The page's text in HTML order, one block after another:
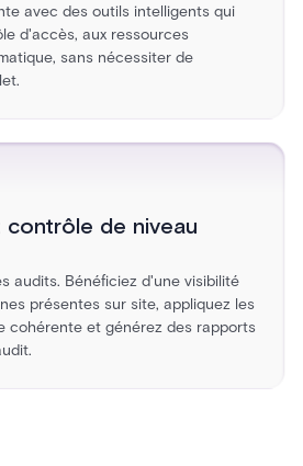
avec des outils intelligents qui
d'accès, aux ressources
sans nécessiter de
de niveau
audits. Bénéficiez d'une visibilité
présentes sur site, appliquez les
cohérente et générez des rapports